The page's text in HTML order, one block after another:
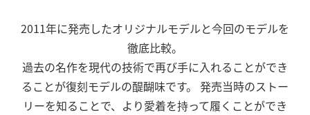
2011年に発売したオリジナルモデルと今回のモデルを
徹底比較。
過去の名作を現代の技術で再び手に入れることができ
ることが復刻モデルの醍醐味です。 発売当時のストー
リーを知ることで、 より愛着を持って履くことができ